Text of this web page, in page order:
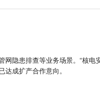
网隐患排查等业务场景。“核电
成扩产合作意向。